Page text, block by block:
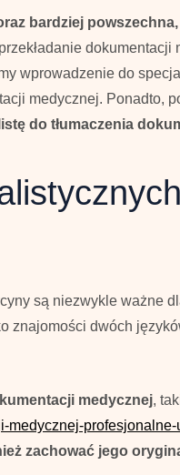
bardziej
wprowadzenie do
medycznej. Ponadto,
do tłumaczenia
są niezwykle ważne
znajomości dwóch
medycznej,
medycznej-
zachować jego